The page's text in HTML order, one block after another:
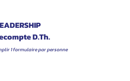
D.Th.
1 formulaire par personne